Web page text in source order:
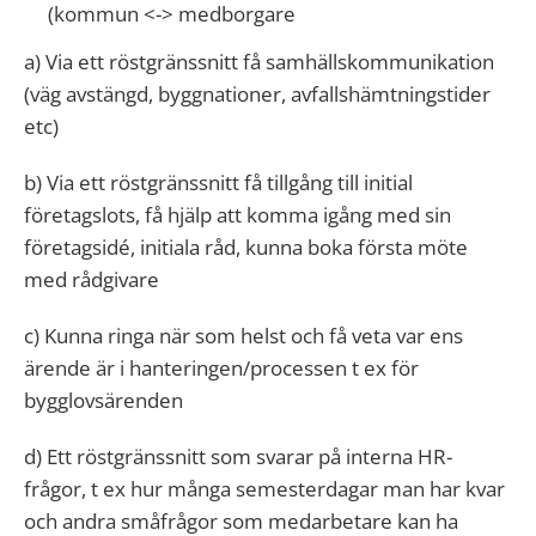
(kommun <-> medborgare
a) Via ett röstgränssnitt få samhällskommunikation
(väg avstängd, byggnationer, avfallshämtningstider
etc)
b) Via ett röstgränssnitt få tillgång till initial
företagslots, få hjälp att komma igång med sin
företagsidé, initiala råd, kunna boka första möte
med rådgivare
c) Kunna ringa när som helst och få veta var ens
ärende är i hanteringen/processen t ex för
bygglovsärenden
d) Ett röstgränssnitt som svarar på interna HR-
frågor, t ex hur många semesterdagar man har kvar
och andra småfrågor som medarbetare kan ha